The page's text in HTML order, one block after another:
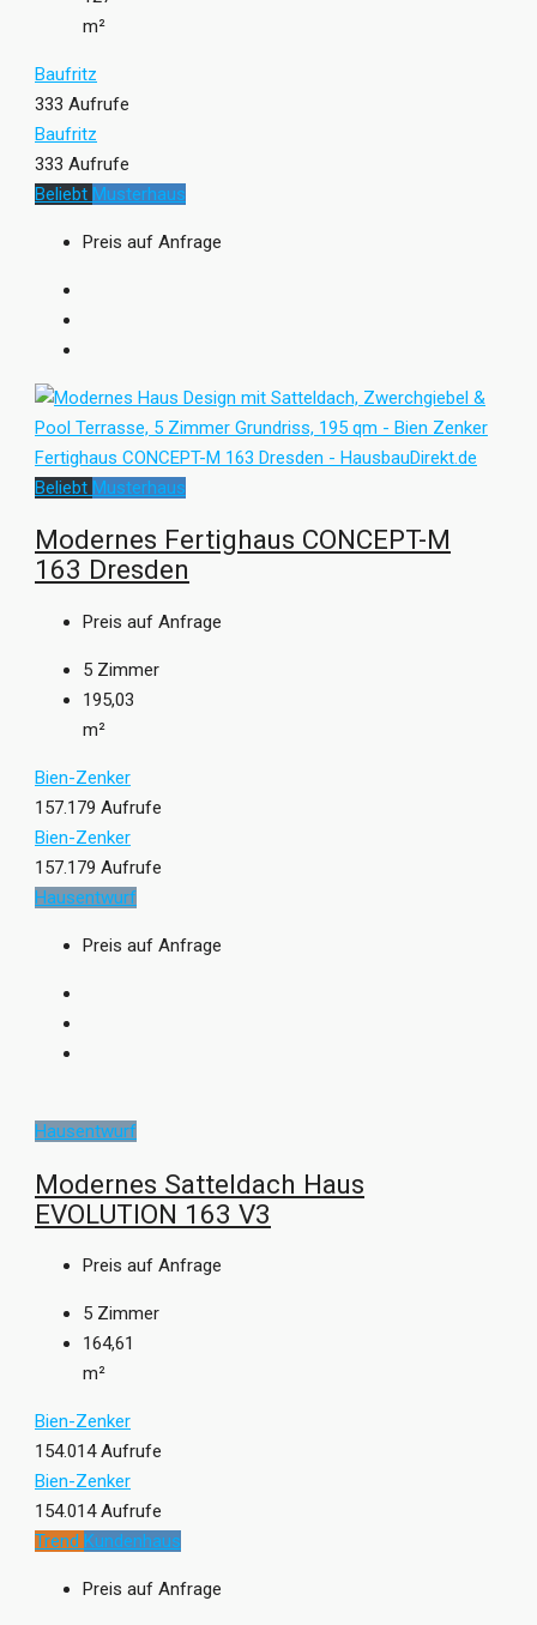
m²
Baufritz
333 Aufrufe
Baufritz
333 Aufrufe
Beliebt Musterhaus
Preis auf Anfrage
Beliebt Musterhaus
Modernes Fertighaus CONCEPT-M
163 Dresden
Preis auf Anfrage
5 Zimmer
195,03
m²
Bien-Zenker
157.179 Aufrufe
Bien-Zenker
157.179 Aufrufe
Hausentwurf
Preis auf Anfrage
Hausentwurf
Modernes Satteldach Haus
EVOLUTION 163 V3
Preis auf Anfrage
5 Zimmer
164,61
m²
Bien-Zenker
154.014 Aufrufe
Bien-Zenker
154.014 Aufrufe
Trend Kundenhaus
Preis auf Anfrage